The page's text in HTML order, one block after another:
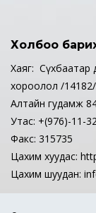
Холбоо
Хаяг: Сүхбаатар
хороолол /14182/
Алтайн гудамж
Утас: +(976)-11-
Факс: 315735
Цахим хуудас:
Цахим шуудан: